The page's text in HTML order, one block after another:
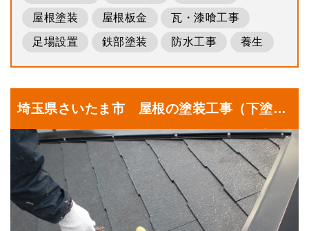
屋根塗装 屋根板金 瓦・漆喰工事
足場設置 鉄部塗装 防水工事 養生
埼玉県さいたま市 屋根の塗装工事（下塗
り）を行っております｜埼玉県さいたま市に
お住いのM様邸にて塗り替えリフォーム